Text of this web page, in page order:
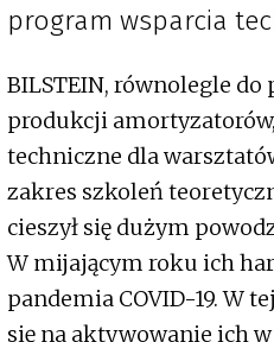
program wsparcia
BILSTEIN, równolegle
produkcji
techniczne dla
zakres szkoleń
cieszył się dużym
W mijającym roku ich
pandemia COVID-19. W
się na aktywowanie ich